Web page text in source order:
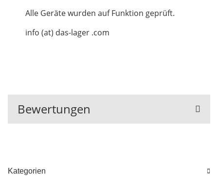
Alle Geräte wurden auf Funktion geprüft.
info (at) das-lager .com
Bewertungen
Kategorien